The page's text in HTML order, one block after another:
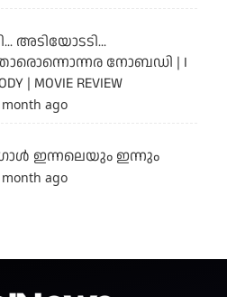
അടിയോടടി...
നോബഡി | I
| MOVIE REVIEW
month ago
ഇന്നലെയും ഇന്നും
month ago